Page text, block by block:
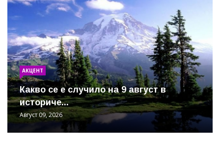
АКЦЕНТ
Какво се е случило на 9 август в
историче...
Август 09, 2026